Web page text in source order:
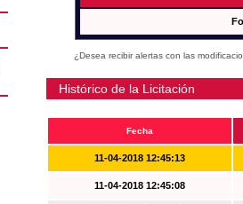
¿Desea recibir alertas con las
Histórico de la Licitación
Fecha
11-04-2018 12:45:13
11-04-2018 12:45:08